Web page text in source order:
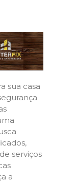
sua casa
serviços
a